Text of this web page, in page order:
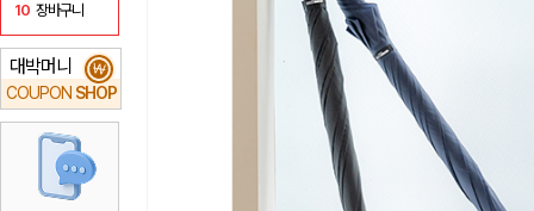
10 장바구니
대박머니
COUPON SHOP
₩